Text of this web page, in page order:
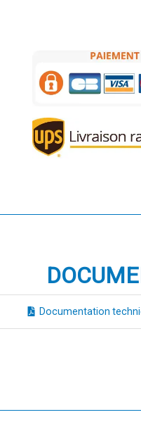
Documentation